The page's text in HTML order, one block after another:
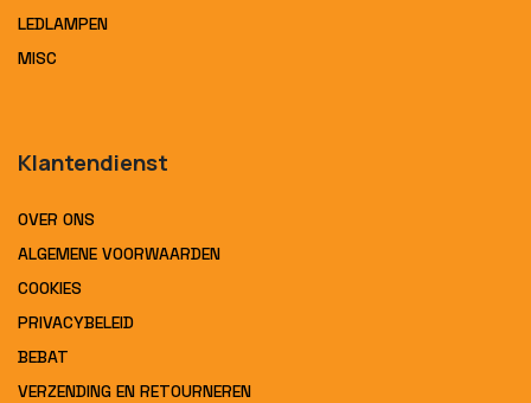
LEDLAMPEN
MISC
Klantendienst
OVER ONS
ALGEMENE VOORWAARDEN
COOKIES
PRIVACYBELEID
BEBAT
VERZENDING EN RETOURNEREN